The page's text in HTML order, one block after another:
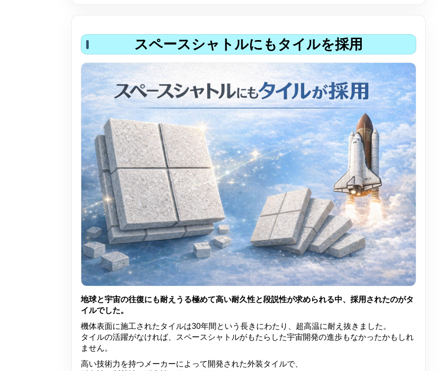
チケンホーム
会社案内
スタッフ紹介
スタッフ募集
よくあるご質
みなさまから多く寄せら
お問い合わせ
スペースシャトルにもタイルを採用
地球と宇宙の往復にも耐えうる極めて高い耐久性と段説性が求められる中、採用されたのがタ
イルでした。
機体表面に施工されたタイルは30年間という長きにわたり、超高温に耐え抜きました。
タイルの活躍がなければ、スペースシャトルがもたらした宇宙開発の進歩もなかったかもしれ
ません。
高い技術力を持つメーカーによって開発された外装タイルで、